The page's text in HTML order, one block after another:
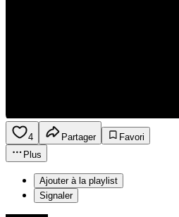
4 Partager
Favori
Plus
Ajouter à la playlist
Signaler